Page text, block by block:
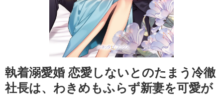
執着溺愛婚 恋愛しないとのたまう冷徹
社長は、わきめもふらず新妻を可愛が